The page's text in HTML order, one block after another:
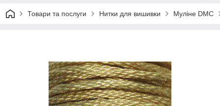
Товари та послуги Нитки для вишивки Муліне DMC